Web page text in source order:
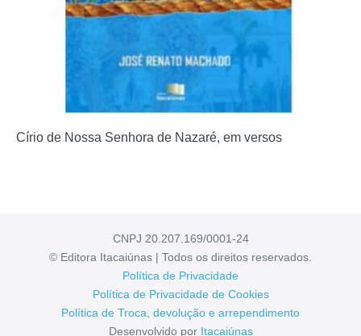
Círio de Nossa Senhora de Nazaré, em versos
CNPJ 20.207.169/0001-24
© Editora Itacaiúnas | Todos os direitos reservados.
Política de Privacidade
Política de Privacidade de Cookies
Política de Troca, devolução e arrependimento
Desenvolvido por Itacaiúnas